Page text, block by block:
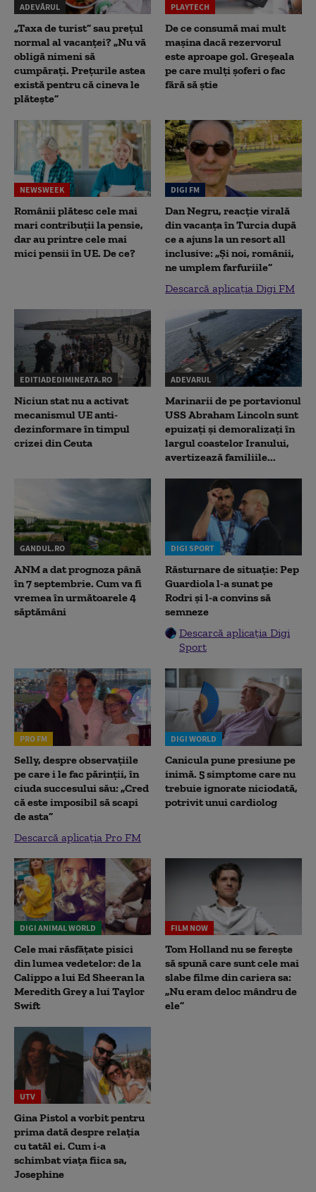
ADEVĂRUL
„Taxa de turist” sau prețul
normal al vacanței? „Nu vă
obligă nimeni să
cumpărați. Prețurile astea
există pentru că cineva le
plătește”
PLAYTECH
De ce consumă mai mult
mașina dacă rezervorul
este aproape gol. Greșeala
pe care mulți șoferi o fac
fără să știe
NEWSWEEK
Românii plătesc cele mai
mari contribuții la pensie,
dar au printre cele mai
mici pensii în UE. De ce?
DIGI FM
Dan Negru, reacție virală
din vacanța în Turcia după
ce a ajuns la un resort all
inclusive: „Și noi, românii,
ne umplem farfuriile”
Descarcă aplicația Digi FM
EDITIADEDIMINEATA.RO
Niciun stat nu a activat
mecanismul UE anti-
dezinformare în timpul
crizei din Ceuta
ADEVARUL
Marinarii de pe portavionul
USS Abraham Lincoln sunt
epuizați și demoralizați în
largul coastelor Iranului,
avertizează familiile...
GANDUL.RO
ANM a dat prognoza până
în 7 septembrie. Cum va fi
vremea în următoarele 4
săptămâni
DIGI SPORT
Răsturnare de situație: Pep
Guardiola l-a sunat pe
Rodri și l-a convins să
semneze
Descarcă aplicația Digi
Sport
PRO FM
Selly, despre observațiile
pe care i le fac părinții, în
ciuda succesului său: „Cred
că este imposibil să scapi
de asta”
Descarcă aplicația Pro FM
DIGI WORLD
Canicula pune presiune pe
inimă. 5 simptome care nu
trebuie ignorate niciodată,
potrivit unui cardiolog
DIGI ANIMAL WORLD
Cele mai răsfățate pisici
din lumea vedetelor: de la
Calippo a lui Ed Sheeran la
Meredith Grey a lui Taylor
Swift
FILM NOW
Tom Holland nu se ferește
să spună care sunt cele mai
slabe filme din cariera sa:
„Nu eram deloc mândru de
ele”
UTV
Gina Pistol a vorbit pentru
prima dată despre relația
cu tatăl ei. Cum i-a
schimbat viața fiica sa,
Josephine